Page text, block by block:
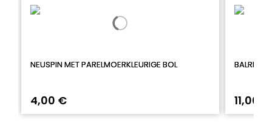
NEUSPIN MET PARELMOERKLEURIGE BOL
4,00 €
BALRING
11,00 €